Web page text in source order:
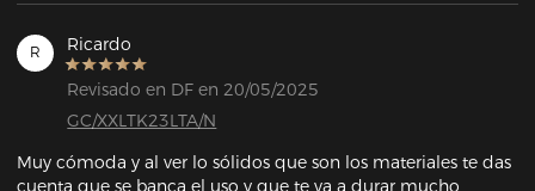
R Ricardo
Revisado en DF en 20/05/2025
GC/XXLTK23LTA/N
Muy cómoda y al ver lo sólidos que son los materiales te das
cuenta que se banca el uso y que te va a durar mucho